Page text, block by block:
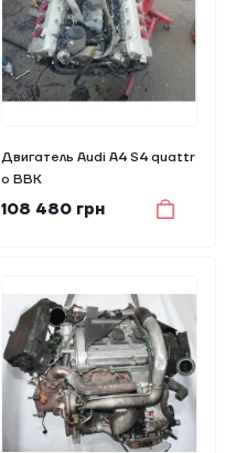
Двигатель Audi A4 S4 quattr
o BBK
108 480 грн